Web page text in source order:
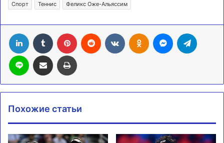
Спорт
Теннис Феликс Оже-Альяссим
LinkedIn Tumblr Pinterest Reddit ВконтактеОдноклассники
Messenger
Line Поделиться через электронную почту Печатать
Похожие статьи